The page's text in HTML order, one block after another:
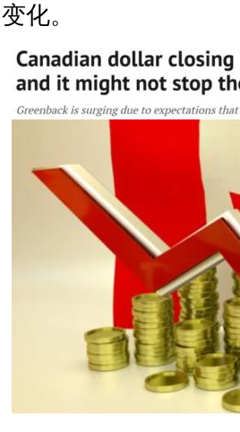
变化。